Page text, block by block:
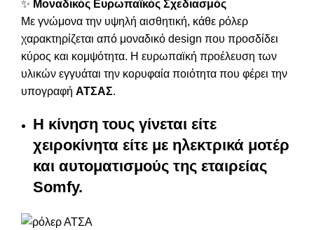
✨ Μοναδικός Ευρωπαϊκός Σχεδιασμός
Με γνώμονα την υψηλή αισθητική, κάθε ρόλερ
χαρακτηρίζεται από μοναδικό design που προσδίδει
κύρος και κομψότητα. Η ευρωπαϊκή προέλευση των
υλικών εγγυάται την κορυφαία ποιότητα που φέρει την
υπογραφή ΑΤΣΑΣ.
Η κίνηση τους γίνεται είτε
χειροκίνητα είτε με ηλεκτρικά μοτέρ
και αυτοματισμούς της εταιρείας
Somfy.